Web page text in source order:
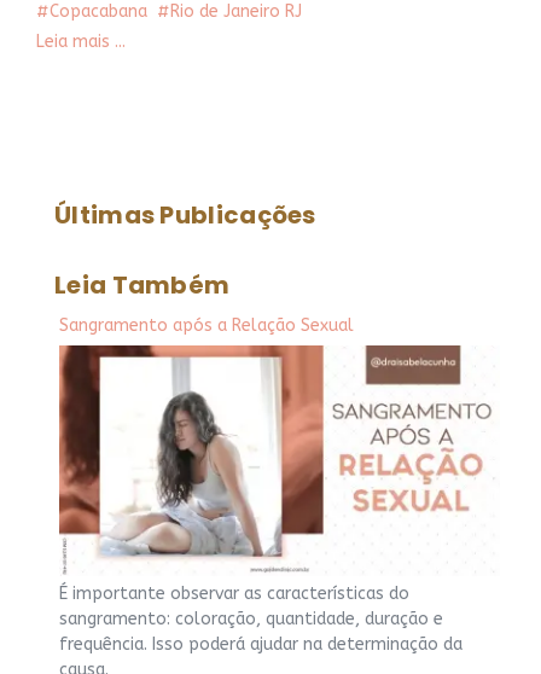
Copacabana
Rio de Janeiro RJ
Leia mais ...
Últimas Publicações
Leia Também
Sangramento após a Relação Sexual
É importante observar as características do
sangramento: coloração, quantidade, duração e
frequência. Isso poderá ajudar na determinação da